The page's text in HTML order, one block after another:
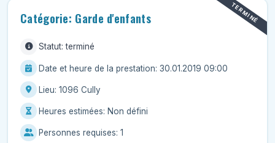
TERMINÉ
Catégorie: Garde d'enfants
Statut: terminé
Date et heure de la prestation: 30.01.2019 09:00
Lieu: 1096 Cully
Heures estimées: Non défini
Personnes requises: 1